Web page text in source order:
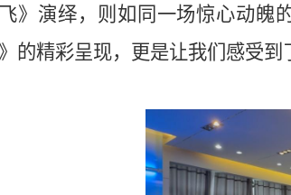
》演绎，则如同一场惊心动魄
的精彩呈现，更是让我们感受到